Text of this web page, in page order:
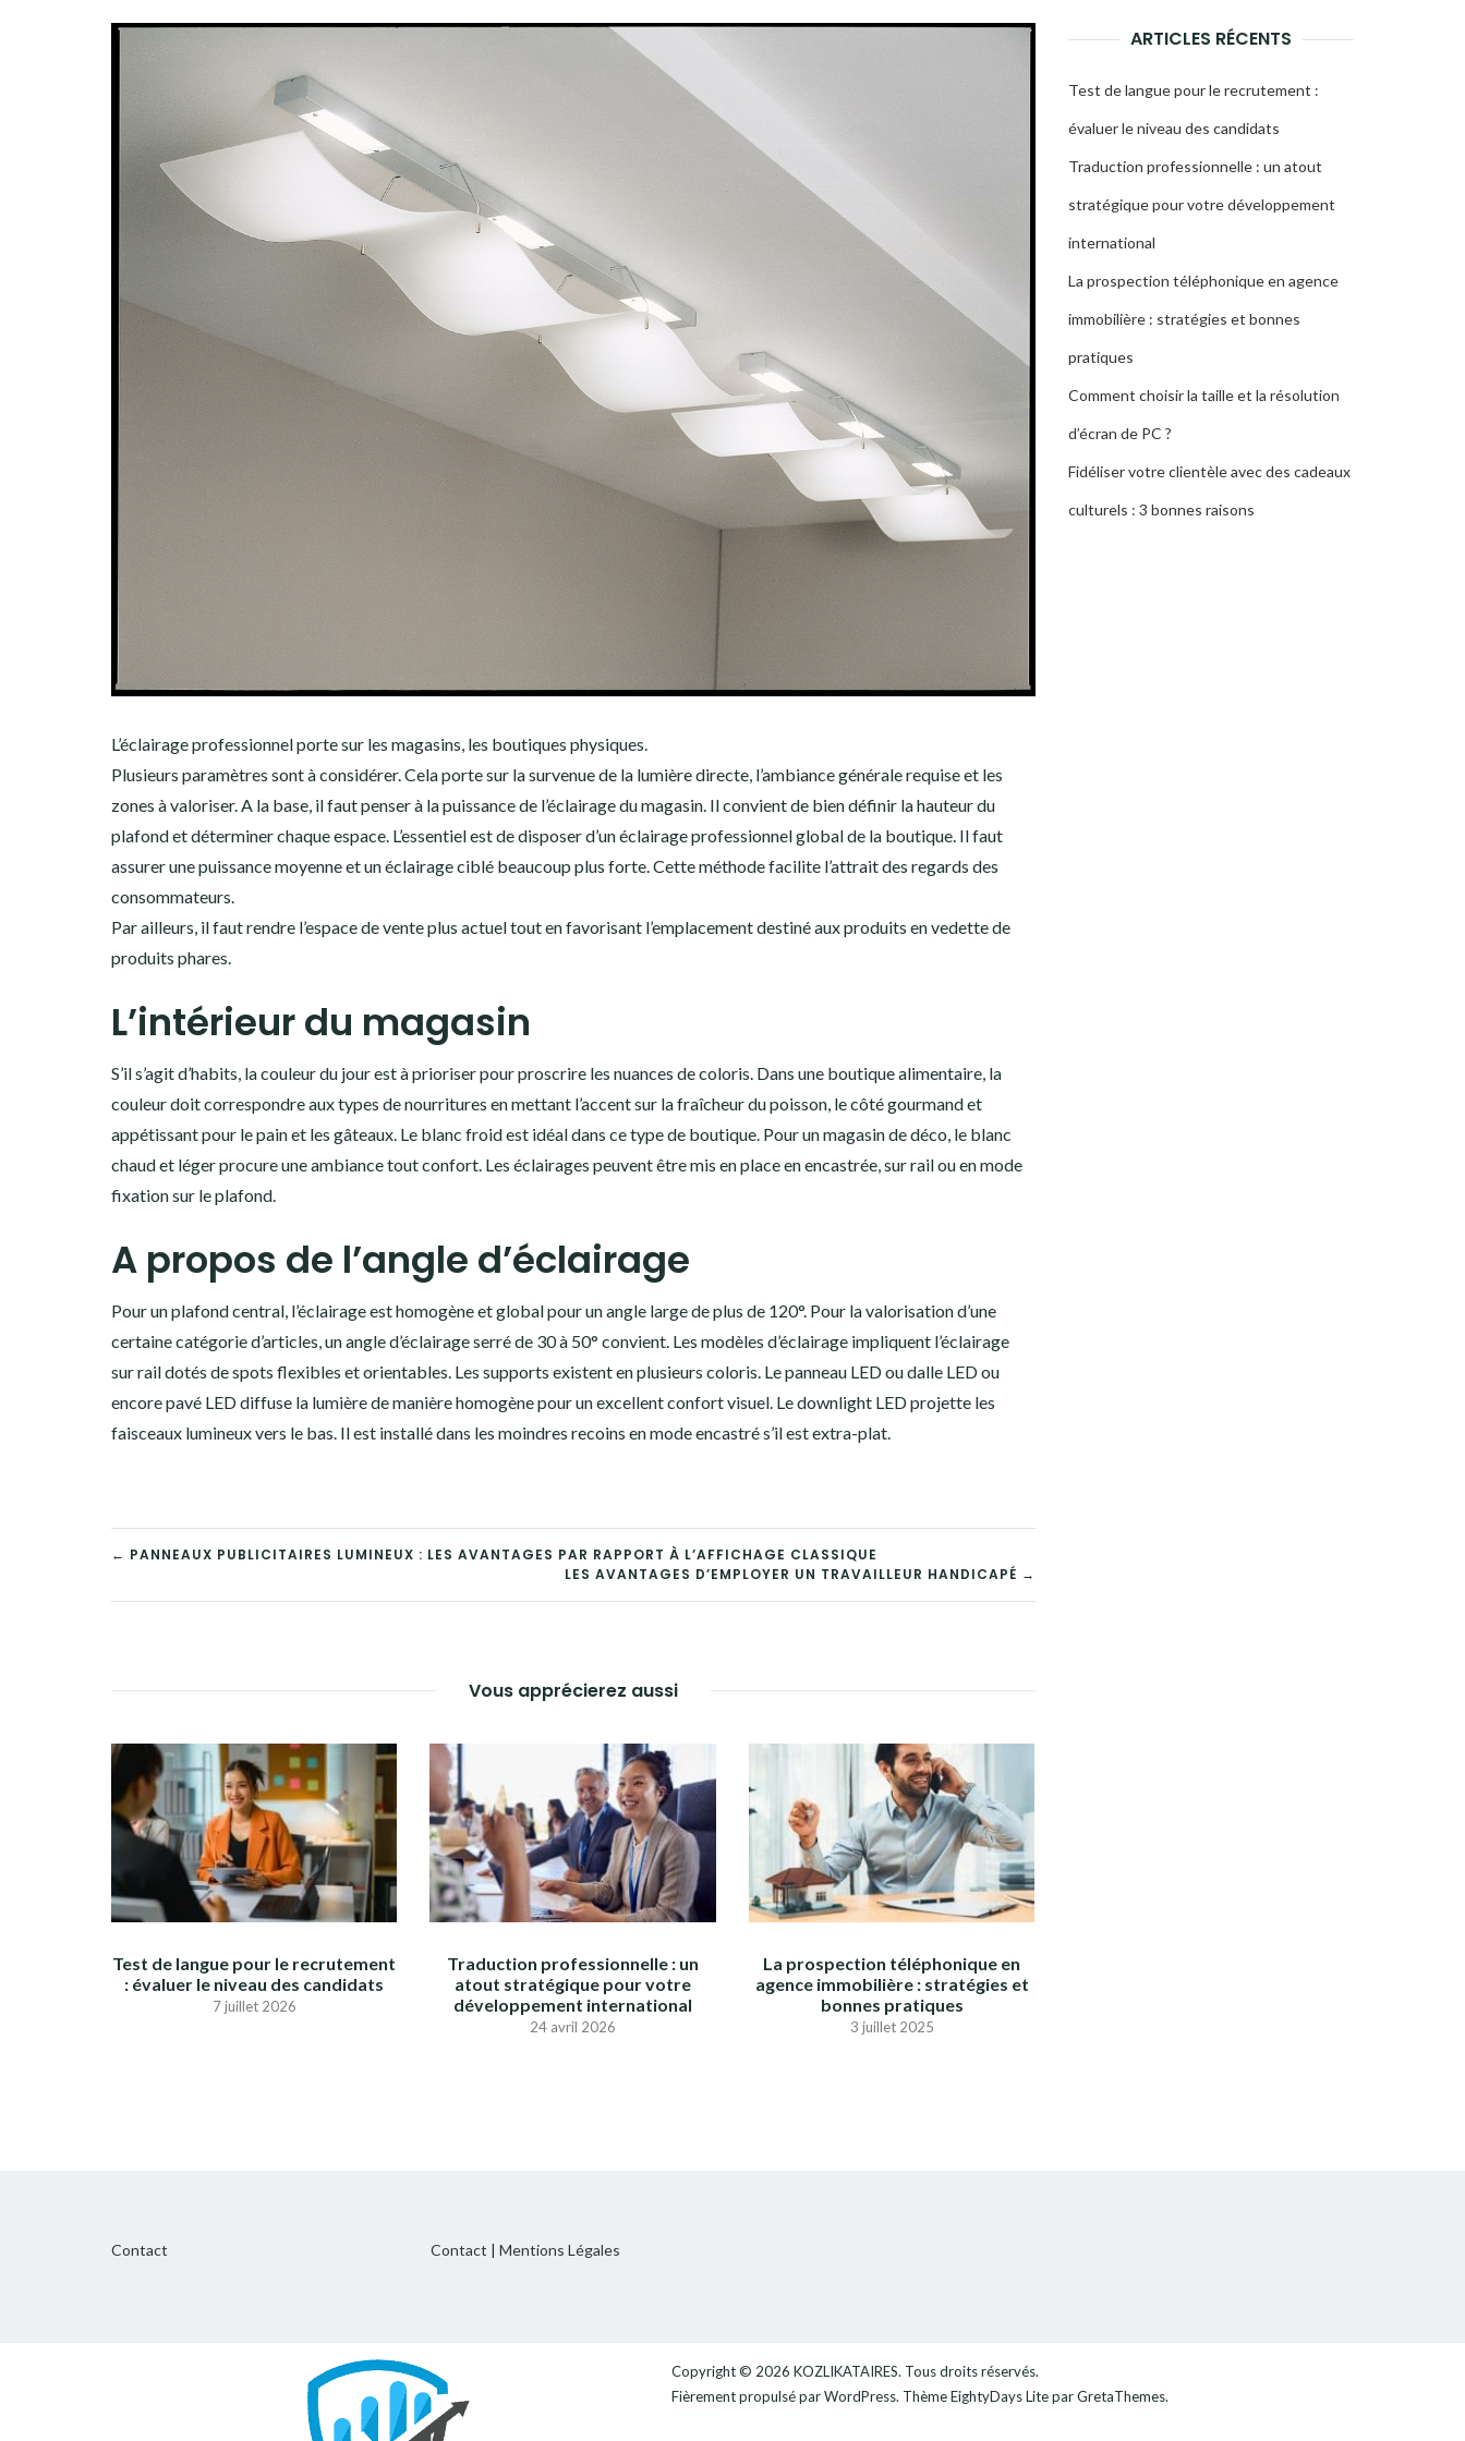
L’éclairage professionnel porte sur les magasins, les boutiques physiques.
Plusieurs paramètres sont à considérer. Cela porte sur la survenue de la lumière directe, l’ambiance générale requise et les
zones à valoriser. A la base, il faut penser à la puissance de l’éclairage du magasin. Il convient de bien définir la hauteur du
plafond et déterminer chaque espace. L’essentiel est de disposer d’un éclairage professionnel global de la boutique. Il faut
assurer une puissance moyenne et un éclairage ciblé beaucoup plus forte. Cette méthode facilite l’attrait des regards des
consommateurs.
Par ailleurs, il faut rendre l’espace de vente plus actuel tout en favorisant l’emplacement destiné aux produits en vedette de
produits phares.
L’intérieur du magasin
S’il s’agit d’habits, la couleur du jour est à prioriser pour proscrire les nuances de coloris. Dans une boutique alimentaire, la
couleur doit correspondre aux types de nourritures en mettant l’accent sur la fraîcheur du poisson, le côté gourmand et
appétissant pour le pain et les gâteaux. Le blanc froid est idéal dans ce type de boutique. Pour un magasin de déco, le blanc
chaud et léger procure une ambiance tout confort. Les éclairages peuvent être mis en place en encastrée, sur rail ou en mode
fixation sur le plafond.
A propos de l’angle d’éclairage
Pour un plafond central, l’éclairage est homogène et global pour un angle large de plus de 120°. Pour la valorisation d’une
certaine catégorie d’articles, un angle d’éclairage serré de 30 à 50° convient. Les modèles d’éclairage impliquent l’éclairage
sur rail dotés de spots flexibles et orientables. Les supports existent en plusieurs coloris. Le panneau LED ou dalle LED ou
encore pavé LED diffuse la lumière de manière homogène pour un excellent confort visuel. Le downlight LED projette les
faisceaux lumineux vers le bas. Il est installé dans les moindres recoins en mode encastré s’il est extra-plat.
NAVIGATION
DE
← PANNEAUX PUBLICITAIRES LUMINEUX : LES AVANTAGES PAR RAPPORT À L’AFFICHAGE CLASSIQUE
LES AVANTAGES D’EMPLOYER UN TRAVAILLEUR HANDICAPÉ →
Vous apprécierez aussi
Test de langue pour le recrutement
: évaluer le niveau des candidats
7 juillet 2026
Traduction professionnelle : un
atout stratégique pour votre
développement international
24 avril 2026
La prospection téléphonique en
agence immobilière : stratégies et
bonnes pratiques
3 juillet 2025
ARTICLES RÉCENTS
Test de langue pour le recrutement :
évaluer le niveau des candidats
Traduction professionnelle : un atout
stratégique pour votre développement
international
La prospection téléphonique en agence
immobilière : stratégies et bonnes
pratiques
Comment choisir la taille et la résolution
d’écran de PC ?
Fidéliser votre clientèle avec des cadeaux
culturels : 3 bonnes raisons
Contact Contact | Mentions Légales
Copyright © 2026 KOZLIKATAIRES. Tous droits réservés.
Fièrement propulsé parWordPress. ThèmeEightyDays Litepar GretaThemes.